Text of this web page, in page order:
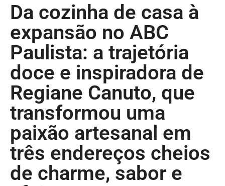
Da cozinha de casa à
expansão no ABC
Paulista: a trajetória
doce e inspiradora de
Regiane Canuto, que
transformou uma
paixão artesanal em
três endereços cheios
de charme, sabor e